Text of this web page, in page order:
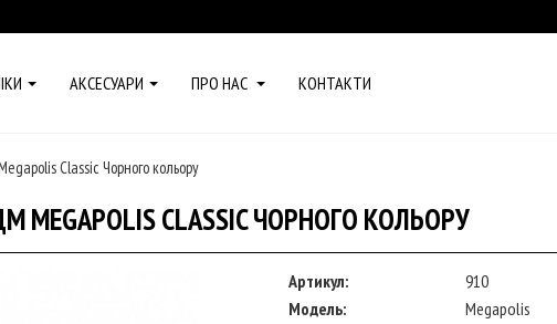
АКСЕСУАРИ ПРО НАС КОНТАКТИ
Classic Чорного кольору
MEGAPOLIS CLASSIC ЧОРНОГО КОЛЬОРУ
Артикул:
910
Модель:
Megapolis